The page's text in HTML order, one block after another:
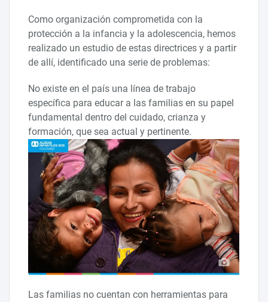
Como organización comprometida con la
protección a la infancia y la adolescencia, hemos
realizado un estudio de estas directrices y a partir
de allí, identificado una serie de problemas:
No existe en el país una línea de trabajo
específica para educar a las familias en su papel
fundamental dentro del cuidado, crianza y
formación, que sea actual y pertinente.
Las familias no cuentan con herramientas para